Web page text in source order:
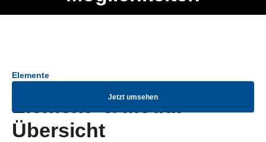
Jetzt umsehen
Elemente
Element- & Modul-
Übersicht